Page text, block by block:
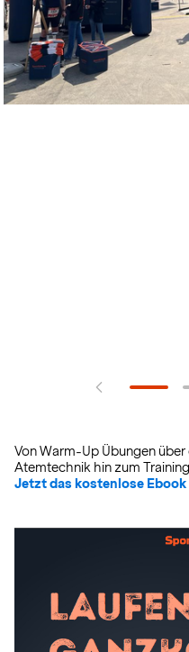
Von Warm-Up Übungen
Atemtechnik hin zum
Jetzt das kostenlose